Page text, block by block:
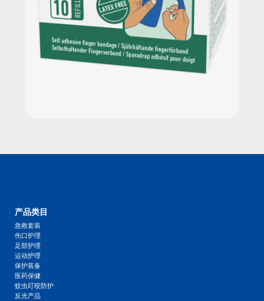
产品类目
急救套装
伤口护理
足部护理
运动护理
保护装备
医药保健
蚊虫叮咬防护
反光产品